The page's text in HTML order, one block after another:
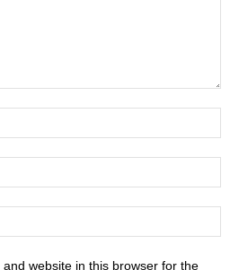
website in this browser for the